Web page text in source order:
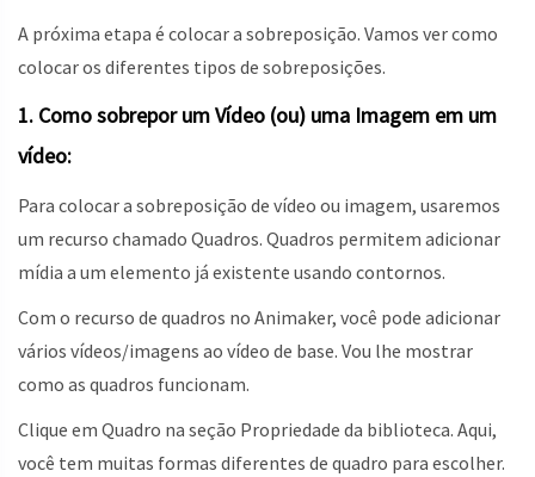
A próxima etapa é colocar a sobreposição. Vamos ver como
colocar os diferentes tipos de sobreposições.
1. Como sobrepor um Vídeo (ou) uma Imagem em um
vídeo:
Para colocar a sobreposição de vídeo ou imagem, usaremos
um recurso chamado Quadros. Quadros permitem adicionar
mídia a um elemento já existente usando contornos.
Com o recurso de quadros no Animaker, você pode adicionar
vários vídeos/imagens ao vídeo de base. Vou lhe mostrar
como as quadros funcionam.
Clique em Quadro na seção Propriedade da biblioteca. Aqui,
você tem muitas formas diferentes de quadro para escolher.